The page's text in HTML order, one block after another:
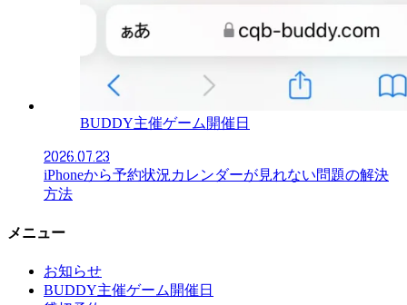
BUDDY主催ゲーム開催日
2026.07.23
iPhoneから予約状況カレンダーが見れない問題の解決
方法
メニュー
お知らせ
BUDDY主催ゲーム開催日